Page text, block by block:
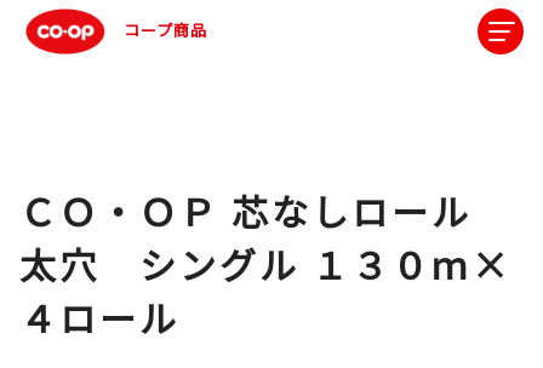
コープ商品
ＣＯ・ＯＰ 芯なしロール
太穴 シングル １３０ｍ×
４ロール